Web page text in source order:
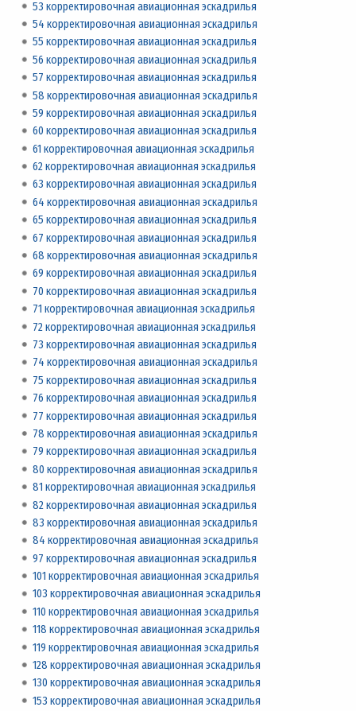
53 корректировочная авиационная эскадрилья
54 корректировочная авиационная эскадрилья
55 корректировочная авиационная эскадрилья
56 корректировочная авиационная эскадрилья
57 корректировочная авиационная эскадрилья
58 корректировочная авиационная эскадрилья
59 корректировочная авиационная эскадрилья
60 корректировочная авиационная эскадрилья
61 корректировочная авиационная эскадрилья
62 корректировочная авиационная эскадрилья
63 корректировочная авиационная эскадрилья
64 корректировочная авиационная эскадрилья
65 корректировочная авиационная эскадрилья
67 корректировочная авиационная эскадрилья
68 корректировочная авиационная эскадрилья
69 корректировочная авиационная эскадрилья
70 корректировочная авиационная эскадрилья
71 корректировочная авиационная эскадрилья
72 корректировочная авиационная эскадрилья
73 корректировочная авиационная эскадрилья
74 корректировочная авиационная эскадрилья
75 корректировочная авиационная эскадрилья
76 корректировочная авиационная эскадрилья
77 корректировочная авиационная эскадрилья
78 корректировочная авиационная эскадрилья
79 корректировочная авиационная эскадрилья
80 корректировочная авиационная эскадрилья
81 корректировочная авиационная эскадрилья
82 корректировочная авиационная эскадрилья
83 корректировочная авиационная эскадрилья
84 корректировочная авиационная эскадрилья
97 корректировочная авиационная эскадрилья
101 корректировочная авиационная эскадрилья
103 корректировочная авиационная эскадрилья
110 корректировочная авиационная эскадрилья
118 корректировочная авиационная эскадрилья
119 корректировочная авиационная эскадрилья
128 корректировочная авиационная эскадрилья
130 корректировочная авиационная эскадрилья
153 корректировочная авиационная эскадрилья